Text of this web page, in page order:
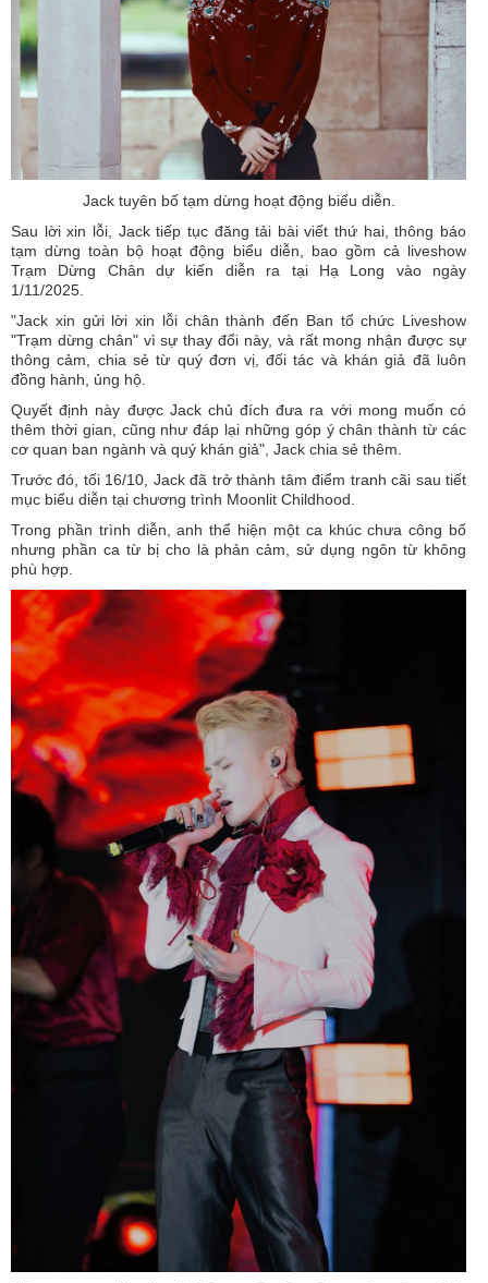
Jack tuyên bố tạm dừng hoạt động biểu diễn.
Sau lời xin lỗi, Jack tiếp tục đăng tải bài viết thứ hai, thông báo
tạm dừng toàn bộ hoạt động biểu diễn, bao gồm cả liveshow
Trạm Dừng Chân dự kiến diễn ra tại Hạ Long vào ngày
1/11/2025.
"Jack xin gửi lời xin lỗi chân thành đến Ban tổ chức Liveshow
"Trạm dừng chân" vì sự thay đổi này, và rất mong nhận được sự
thông cảm, chia sẻ từ quý đơn vị, đối tác và khán giả đã luôn
đồng hành, ủng hộ.
Quyết định này được Jack chủ đích đưa ra với mong muốn có
thêm thời gian, cũng như đáp lại những góp ý chân thành từ các
cơ quan ban ngành và quý khán giả", Jack chia sẻ thêm.
Trước đó, tối 16/10, Jack đã trở thành tâm điểm tranh cãi sau tiết
mục biểu diễn tại chương trình Moonlit Childhood.
Trong phần trình diễn, anh thể hiện một ca khúc chưa công bố
nhưng phần ca từ bị cho là phản cảm, sử dụng ngôn từ không
phù hợp.